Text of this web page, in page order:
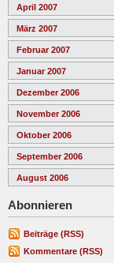
April 2007
März 2007
Februar 2007
Januar 2007
Dezember 2006
November 2006
Oktober 2006
September 2006
August 2006
Abonnieren
Beiträge (RSS)
Kommentare (RSS)